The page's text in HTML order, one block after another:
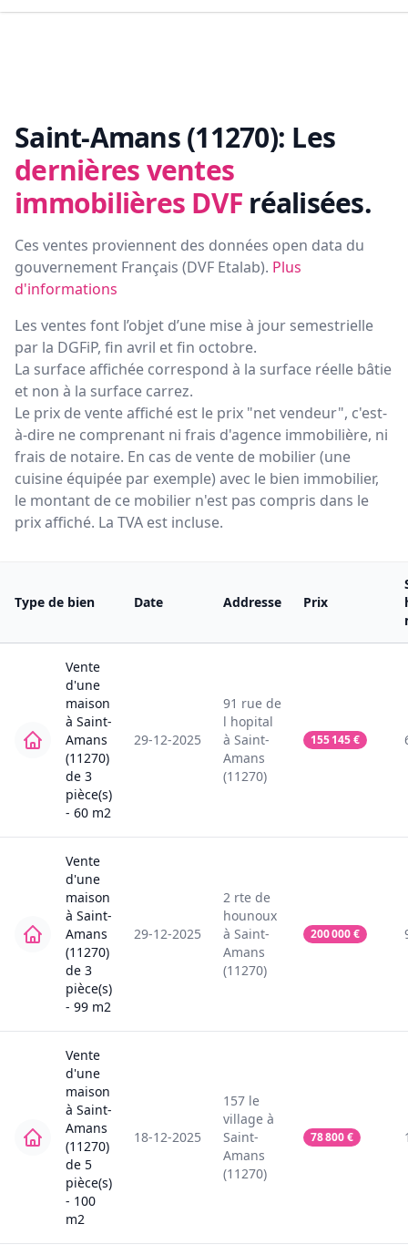
Saint-Amans (11270): Les
dernières ventes
immobilières DVF réalisées.
Ces ventes proviennent des données open data du
gouvernement Français (DVF Etalab). Plus
d'informations
Les ventes font l’objet d’une mise à jour semestrielle
par la DGFiP, fin avril et fin octobre.
La surface affichée correspond à la surface réelle bâtie
et non à la surface carrez.
Le prix de vente affiché est le prix "net vendeur", c'est-
à-dire ne comprenant ni frais d'agence immobilière, ni
frais de notaire. En cas de vente de mobilier (une
cuisine équipée par exemple) avec le bien immobilier,
le montant de ce mobilier n'est pas compris dans le
prix affiché. La TVA est incluse.
Type de bien Date Addresse Prix
Vente
d'une
maison
à Saint-
Amans
(11270)
de 3
pièce(s)
- 60 m2
29-12-2025
91 rue de
l hopital
à Saint-
Amans
(11270)
155 145€
Vente
d'une
maison
à Saint-
Amans
(11270)
de 3
pièce(s)
- 99 m2
29-12-2025
2 rte de
hounoux
à Saint-
Amans
(11270)
200 000€
Vente
d'une
maison
à Saint-
Amans
(11270)
de 5
pièce(s)
- 100
m2
18-12-2025
157 le
village à
Saint-
Amans
(11270)
78 800€